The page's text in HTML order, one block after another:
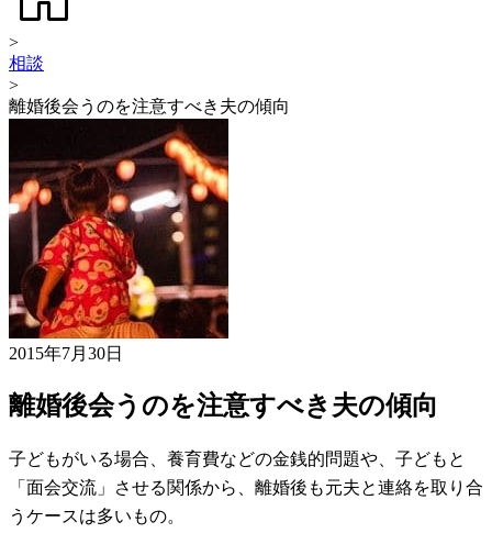
>
相談
>
離婚後会うのを注意すべき夫の傾向
2015年7月30日
離婚後会うのを注意すべき夫の傾向
子どもがいる場合、養育費などの金銭的問題や、子どもと
「面会交流」させる関係から、離婚後も元夫と連絡を取り合
うケースは多いもの。